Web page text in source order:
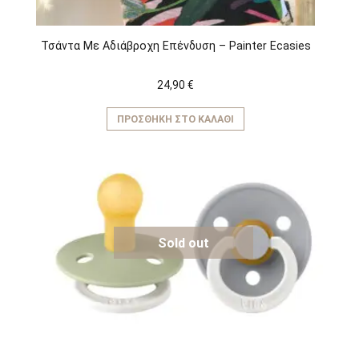
Τσάντα Με Αδιάβροχη Επένδυση – Painter Ecasies
24,90 €
ΠΡΟΣΘΉΚΗ ΣΤΟ ΚΑΛΆΘΙ
Sold out